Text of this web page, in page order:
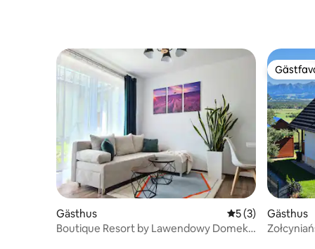
Gästhus 5 av 5 i
5 (3)
Boutique Resort by Lawendowy Domek
Gästhus